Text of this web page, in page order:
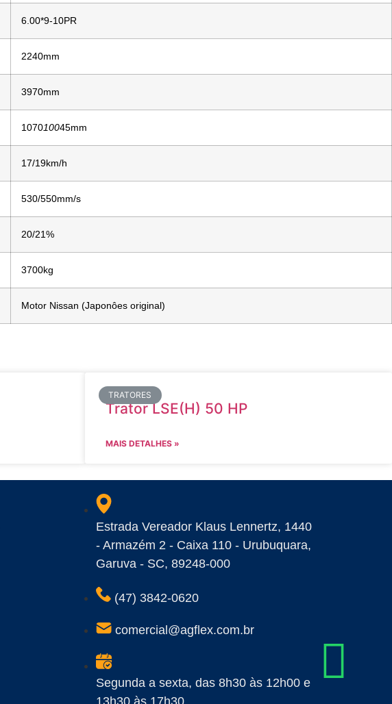
6.00*9-10PR
2240mm
3970mm
107010045mm
17/19km/h
530/550mm/s
20/21%
3700kg
Motor Nissan (Japonôes original)
TRATORES
Trator LSE(H) 50 HP
MAIS DETALHES »
Estrada Vereador Klaus Lennertz, 1440
- Armazém 2 - Caixa 110 - Urubuquara,
Garuva - SC, 89248-000
(47) 3842-0620
comercial@agflex.com.br
Segunda a sexta, das 8h30 às 12h00 e